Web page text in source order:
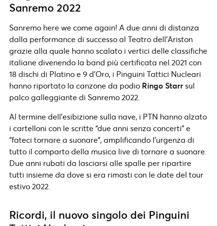
Sanremo 2022
Sanremo here we come again! A due anni di distanza
dalla performance di successo al Teatro dell’Ariston
grazie alla quale hanno scalato i vertici delle classifiche
italiane divenendo la band più certificata nel 2021 con
18 dischi di Platino e 9 d’Oro, i Pinguini Tattici Nucleari
hanno riportato la canzone da podio Ringo Starrsul
palco galleggiante di Sanremo 2022.
Al termine dell’esibizione sulla nave, i PTN hanno alzato
i cartelloni con le scritte “due anni senza concerti” e
“fateci tornare a suonare”, amplificando l’urgenza di
tutto il comparto della musica live di tornare a suonare.
Due anni rubati da lasciarsi alle spalle per ripartire
tutti insieme da dove si era rimasti con le date del tour
estivo 2022.
Ricordi, il nuovo singolo dei Pinguini